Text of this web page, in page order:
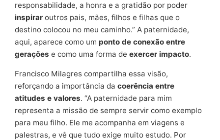
responsabilidade, a honra e a gratidão por poder
inspirar outros pais, mães, filhos e filhas que o
destino colocou no meu caminho.” A paternidade,
aqui, aparece como um ponto de conexão entre
gerações e como uma forma de exercer impacto.
Francisco Milagres compartilha essa visão,
reforçando a importância da coerência entre
atitudes e valores. “A paternidade para mim
representa a missão de sempre servir como exemplo
para meu filho. Ele me acompanha em viagens e
palestras, e vê que tudo exige muito estudo. Por